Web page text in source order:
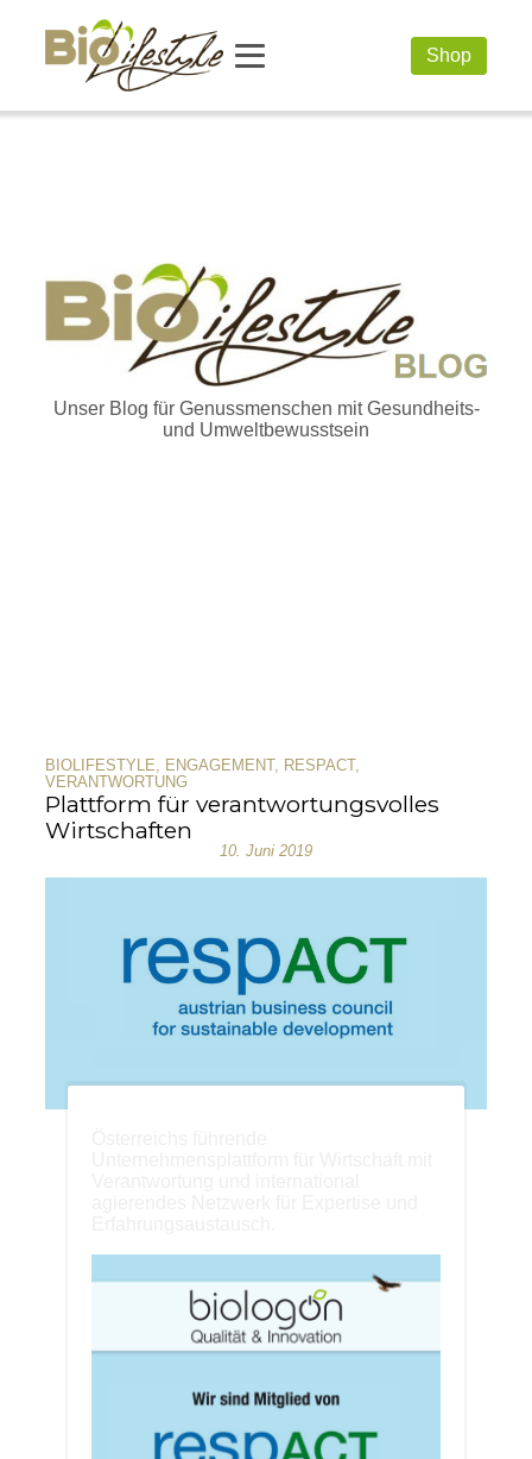
Shop
Unser Blog für Genussmenschen mit Gesundheits-
und Umweltbewusstsein
BIOLIFESTYLE ENGAGEMENT, RESPACT,
VERANTWORTUNG
Plattform für verantwortungsvolles
Wirtschaften
10. Juni 2019